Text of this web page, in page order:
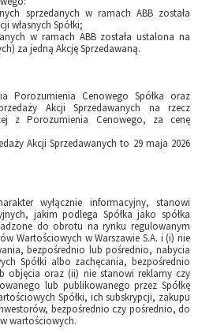
sprzedanych w ramach ABB została
własnych Spółki;
w ramach ABB została ustalona na
za jedną Akcję Sprzedawaną.
Porozumienia Cenowego Spółka oraz
Akcji Sprzedawanych na rzecz
z Porozumienia Cenowego, za cenę
Akcji Sprzedawanych to 29 maja 2026
wyłącznie informacyjny, stanowi
jakim podlega Spółka jako spółka
do obrotu na rynku regulowanym
Wartościowych w Warszawie S.A. i (i) nie
bezpośrednio lub pośrednio, nabycia
Spółki albo zachęcania, bezpośrednio
objęcia oraz (ii) nie stanowi reklamy czy
lub publikowanego przez Spółkę
Spółki, ich subskrypcji, zakupu
bezpośrednio czy pośrednio, do
wartościowych.